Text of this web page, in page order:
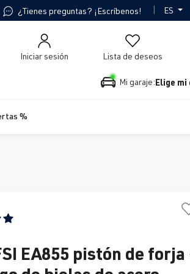
¿Tienes preguntas? ¡Escríbenos! | ES
Lista de deseos
Iniciar sesión
Mi garaje:Elige mi
%
promedio de 5 de 5 estrellas
EA855 pistón de forja